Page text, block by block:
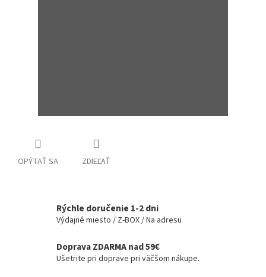
OPÝTAŤ SA ZDIEĽAŤ
Rýchle doručenie 1-2 dni
Výdajné miesto / Z-BOX / Na adresu
Doprava ZDARMA nad 59€
Ušetrite pri doprave pri väčšom nákupe.